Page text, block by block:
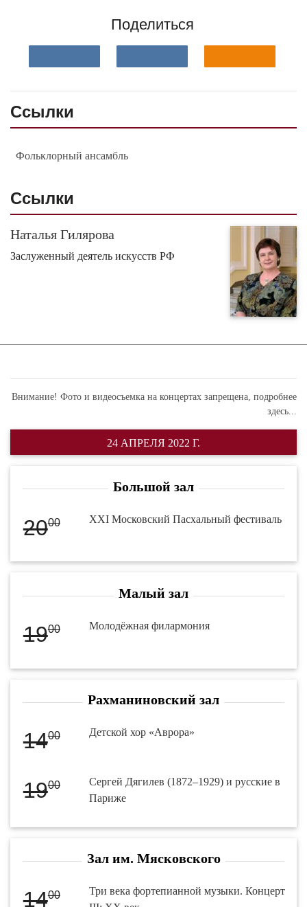
Поделиться
Ссылки
Фольклорный ансамбль
Ссылки
Наталья Гилярова
Заслуженный деятель искусств РФ
Внимание! Фото и видеосъемка на концертах запрещена, подробнее
здесь...
24 АПРЕЛЯ 2022 Г.
Большой зал
2000 XXI Московский Пасхальный фестиваль
Малый зал
1900 Молодёжная филармония
Рахманиновский зал
1400 Детской хор «Аврора»
1900
Сергей Дягилев (1872–1929) и русские в
Париже
Зал им. Мясковского
1400
Три века фортепианной музыки. Концерт